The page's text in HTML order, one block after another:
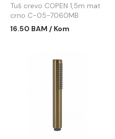
Tuš crevo COPEN 1,5m mat
crno C-05-7060MB
16.50 BAM / Kom